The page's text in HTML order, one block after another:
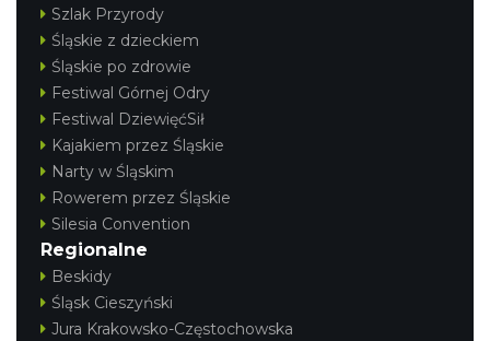
Szlak Przyrody
Śląskie z dzieckiem
Śląskie po zdrowie
Festiwal Górnej Odry
Festiwal DziewięćSił
Kajakiem przez Śląskie
Narty w Śląskim
Rowerem przez Śląskie
Silesia Convention
Regionalne
Beskidy
Śląsk Cieszyński
Jura Krakowsko-Częstochowska